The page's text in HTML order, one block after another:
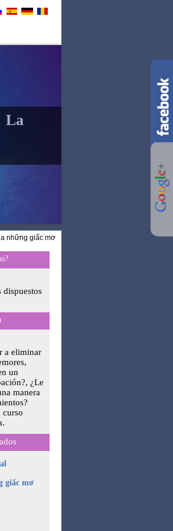
La
những giấc mơ
dispuestos
a eliminar
un
¿Le
manera
curso
giấc mơ